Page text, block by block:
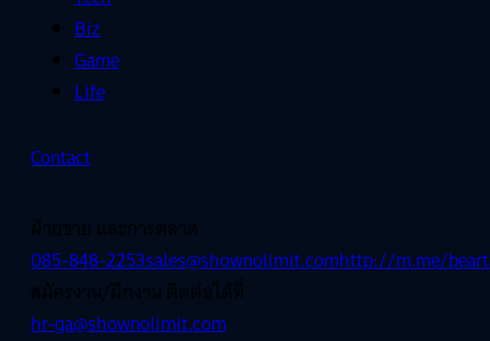
Biz
Game
Life
Contact
ฝ่ายขาย และการตลาด
085-848-2253sales@shownolimit.comhttp://m.me/
สมัครงาน/ฝึกงาน ติดต่อได้ที่
hr-ga@shownolimit.com